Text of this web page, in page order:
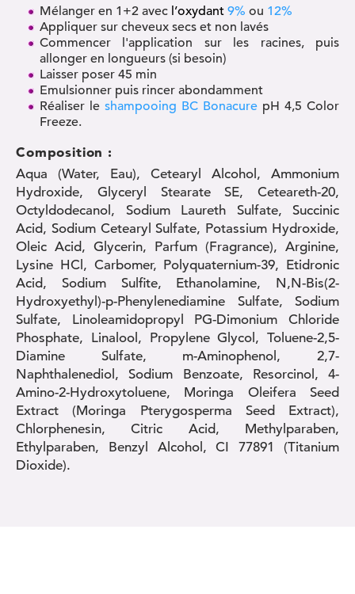
Mélanger en 1+2 avec l’oxydant 9% ou 12%
Appliquer sur cheveux secs et non lavés
Commencer l'application sur les racines, puis
allonger en longueurs (si besoin)
Laisser poser 45 min
Emulsionner puis rincer abondamment
Réaliser le shampooing BC Bonacure pH 4,5 Color
Freeze.
Composition :
Aqua (Water, Eau), Cetearyl Alcohol, Ammonium
Hydroxide, Glyceryl Stearate SE, Ceteareth-20,
Octyldodecanol, Sodium Laureth Sulfate, Succinic
Acid, Sodium Cetearyl Sulfate, Potassium Hydroxide,
Oleic Acid, Glycerin, Parfum (Fragrance), Arginine,
Lysine HCl, Carbomer, Polyquaternium-39, Etidronic
Acid, Sodium Sulfite, Ethanolamine, N,N-Bis(2-
Hydroxyethyl)-p-Phenylenediamine Sulfate, Sodium
Sulfate, Linoleamidopropyl PG-Dimonium Chloride
Phosphate, Linalool, Propylene Glycol, Toluene-2,5-
Diamine Sulfate, m-Aminophenol, 2,7-
Naphthalenediol, Sodium Benzoate, Resorcinol, 4-
Amino-2-Hydroxytoluene, Moringa Oleifera Seed
Extract (Moringa Pterygosperma Seed Extract),
Chlorphenesin, Citric Acid, Methylparaben,
Ethylparaben, Benzyl Alcohol, CI 77891 (Titanium
Dioxide).